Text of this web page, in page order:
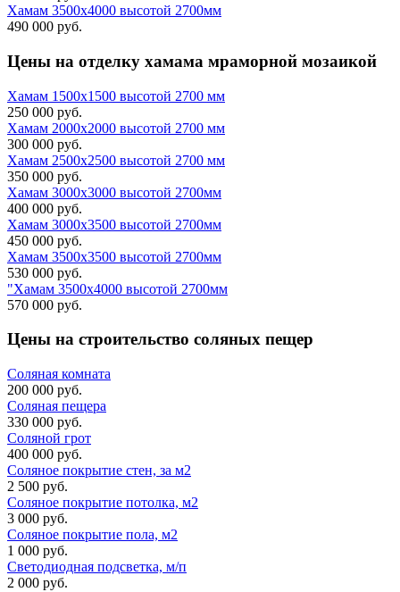
Хамам 3500х4000 высотой 2700мм
490 000 руб.
Цены на отделку хамама мраморной мозаикой
Хамам 1500х1500 высотой 2700 мм
250 000 руб.
Хамам 2000х2000 высотой 2700 мм
300 000 руб.
Хамам 2500х2500 высотой 2700 мм
350 000 руб.
Хамам 3000х3000 высотой 2700мм
400 000 руб.
Хамам 3000х3500 высотой 2700мм
450 000 руб.
Хамам 3500х3500 высотой 2700мм
530 000 руб.
"Хамам 3500х4000 высотой 2700мм
570 000 руб.
Цены на строительство соляных пещер
Соляная комната
200 000 руб.
Соляная пещера
330 000 руб.
Соляной грот
400 000 руб.
Соляное покрытие стен, за м2
2 500 руб.
Соляное покрытие потолка, м2
3 000 руб.
Соляное покрытие пола, м2
1 000 руб.
Светодиодная подсветка, м/п
2 000 руб.